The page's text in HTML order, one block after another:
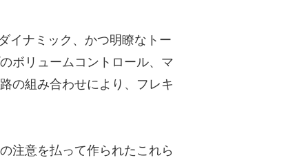
イナミック、かつ明瞭なトー
ボリュームコントロール、マ
の組み合わせにより、フレキ
注意を払って作られたこれら